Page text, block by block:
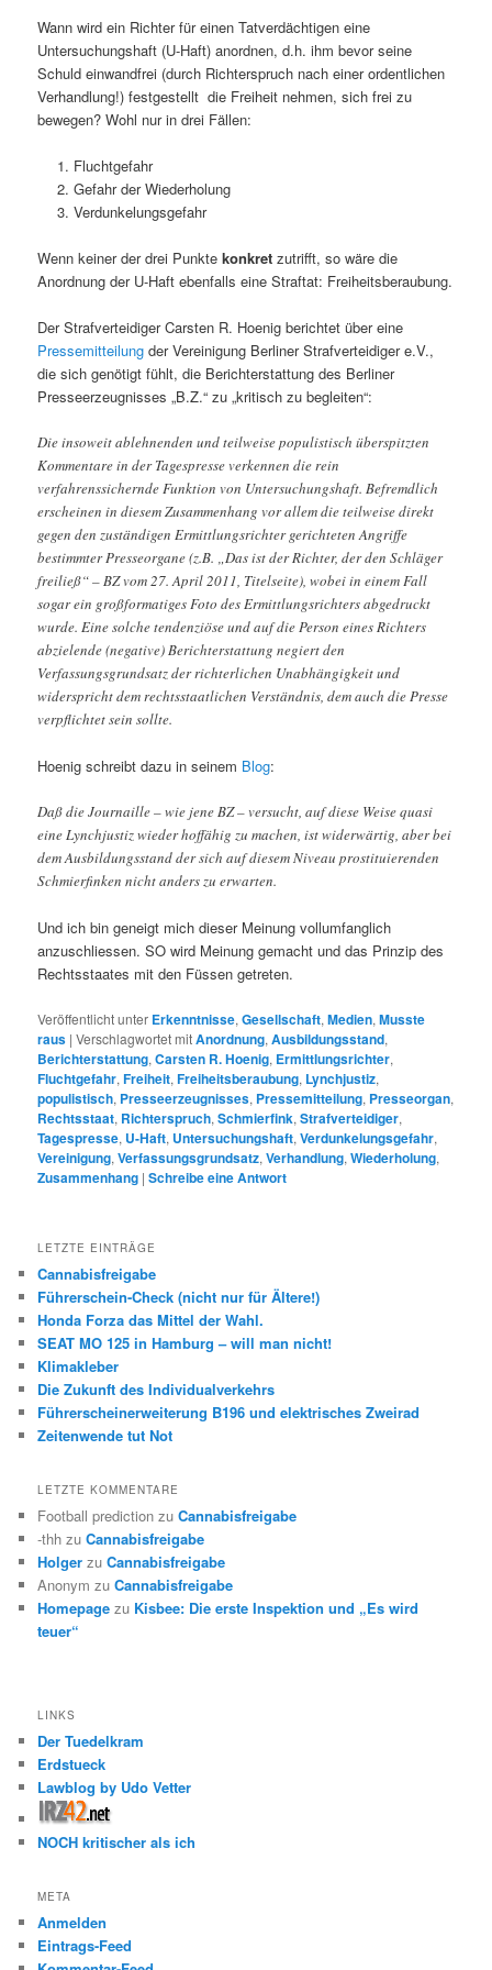
Wann wird ein Richter für einen Tatverdächtigen eine
Untersuchungshaft (U-Haft) anordnen, d.h. ihm bevor seine
Schuld einwandfrei (durch Richterspruch nach einer ordentlichen
Verhandlung!) festgestellt die Freiheit nehmen, sich frei zu
bewegen? Wohl nur in drei Fällen:
Fluchtgefahr
Gefahr der Wiederholung
Verdunkelungsgefahr
Wenn keiner der drei Punktekonkret zutrifft, so wäre die
Anordnung der U-Haft ebenfalls eine Straftat: Freiheitsberaubung.
Der Strafverteidiger Carsten R. Hoenig berichtet über eine
Pressemitteilung der Vereinigung Berliner Strafverteidiger e.V.,
die sich genötigt fühlt, die Berichterstattung des Berliner
Presseerzeugnisses „B.Z.“ zu „kritisch zu begleiten“:
Die insoweit ablehnenden und teilweise populistisch überspitzten
Kommentare in der Tagespresse verkennen die rein
verfahrenssichernde Funktion von Untersuchungshaft. Befremdlich
erscheinen in diesem Zusammenhang vor allem die teilweise direkt
gegen den zuständigen Ermittlungsrichter gerichteten Angriffe
bestimmter Presseorgane (z.B. „Das ist der Richter, der den Schläger
freiließ“ – BZ vom 27. April 2011, Titelseite), wobei in einem Fall
sogar ein großformatiges Foto des Ermittlungsrichters abgedruckt
wurde. Eine solche tendenziöse und auf die Person eines Richters
abzielende (negative) Berichterstattung negiert den
Verfassungsgrundsatz der richterlichen Unabhängigkeit und
widerspricht dem rechtsstaatlichen Verständnis, dem auch die Presse
verpflichtet sein sollte.
Hoenig schreibt dazu in seinem Blog:
Daß die Journaille – wie jene BZ – versucht, auf diese Weise quasi
eine Lynchjustiz wieder hoffähig zu machen, ist widerwärtig, aber bei
dem Ausbildungsstand der sich auf diesem Niveau prostituierenden
Schmierfinken nicht anders zu erwarten.
Und ich bin geneigt mich dieser Meinung vollumfanglich
anzuschliessen. SO wird Meinung gemacht und das Prinzip des
Rechtsstaates mit den Füssen getreten.
Veröffentlicht unter Erkenntnisse,Gesellschaft,Medien,Musste
raus |Verschlagwortet mitAnordnung,Ausbildungsstand,
Berichterstattung,Carsten R. Hoenig, Ermittlungsrichter,
Fluchtgefahr,Freiheit,Freiheitsberaubung, Lynchjustiz,
populistisch, Presseerzeugnisses, Pressemitteilung, Presseorgan,
Rechtsstaat, Richterspruch,Schmierfink,Strafverteidiger,
Tagespresse, U-Haft, Untersuchungshaft,Verdunkelungsgefahr,
Vereinigung,Verfassungsgrundsatz,Verhandlung,Wiederholung,
Zusammenhang |Schreibe eine Antwort
LETZTE EINTRÄGE
Cannabisfreigabe
Führerschein-Check (nicht nur für Ältere!)
Honda Forza das Mittel der Wahl.
SEAT MO 125 in Hamburg – will man nicht!
Klimakleber
Die Zukunft des Individualverkehrs
Führerscheinerweiterung B196 und elektrisches Zweirad
Zeitenwende tut Not
LETZTE KOMMENTARE
Football prediction zuCannabisfreigabe
-thh zuCannabisfreigabe
Holger zuCannabisfreigabe
Anonym zuCannabisfreigabe
Homepage zu Kisbee: Die erste Inspektion und „Es wird
teuer“
LINKS
Der Tuedelkram
Erdstueck
Lawblog by Udo Vetter
NOCH kritischer als ich
META
Anmelden
Eintrags-Feed